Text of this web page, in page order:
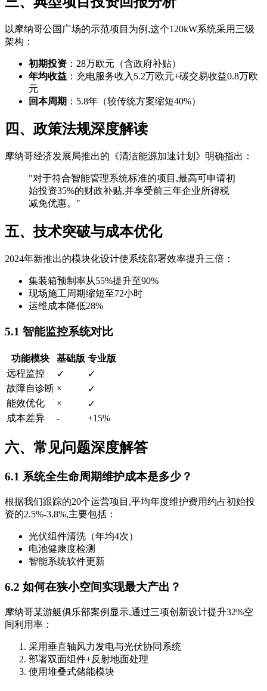
以摩纳哥公国广场的示范项目为例,这个120kW系统采用三级
架构：
初期投资 ：28万欧元（含政府补贴）
年均收益 ：充电服务收入5.2万欧元+碳交易收益0.8万欧
元
回本周期 ：5.8年（较传统方案缩短40%）
四、政策法规深度解读
摩纳哥经济发展局推出的《清洁能源加速计划》明确指出：
"对于符合智能管理系统标准的项目,最高可申请初
始投资35%的财政补贴,并享受前三年企业所得税
减免优惠。"
五、技术突破与成本优化
2024年新推出的模块化设计使系统部署效率提升三倍：
集装箱预制率从55%提升至90%
现场施工周期缩短至72小时
运维成本降低28%
5.1 智能监控系统对比
功能模块 基础版 专业版
远程监控
✓
✓
故障自诊断 ×
✓
能效优化
×
✓
成本差异
- +15%
六、常见问题深度解答
6.1 系统全生命周期维护成本是多少？
根据我们跟踪的20个运营项目,平均年度维护费用约占初始投
资的2.5%-3.8%,主要包括：
光伏组件清洗（年均4次）
电池健康度检测
智能系统软件更新
6.2 如何在狭小空间实现最大产出？
摩纳哥某游艇俱乐部案例显示,通过三项创新设计提升32%空
间利用率：
采用垂直轴风力发电与光伏协同系统
部署双面组件+反射地面处理
使用堆叠式储能模块